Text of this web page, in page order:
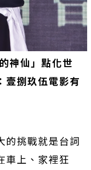
神仙」點化世
壹捌玖伍電影有
的挑戰就是台詞
車上、家裡狂